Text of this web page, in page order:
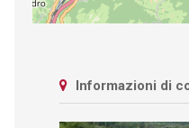
Informazioni di